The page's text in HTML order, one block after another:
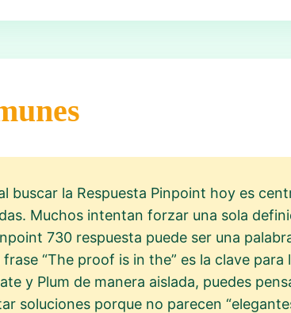
buscar la Respuesta Pinpoint hoy es
Muchos intentan forzar una sola
730 respuesta puede ser una
“The proof is in the” es la clave
y Plum de manera aislada, puedes
soluciones porque no parecen